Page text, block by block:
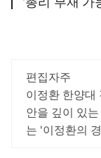
편집자주
이정환 한양대
안을 깊이 있
는 '이정환의